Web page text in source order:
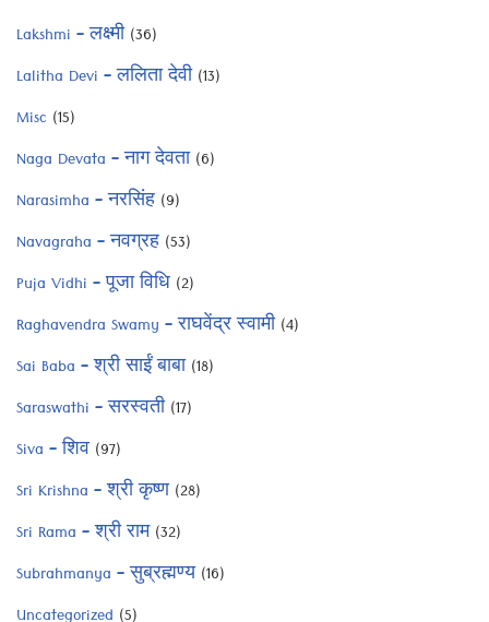
Lakshmi – लक्ष्मी(36)
Lalitha Devi – ललिता देवी(13)
Misc (15)
Naga Devata – नाग देवता(6)
Narasimha – नरसिंह (9)
Navagraha – नवग्रह (53)
Puja Vidhi – पूजा विधि (2)
Raghavendra Swamy – राघवेंद्र स्वामी(4)
Sai Baba – श्री साईं बाबा(18)
Saraswathi – सरस्वती(17)
Siva – शिव (97)
Sri Krishna – श्री कृष्ण(28)
Sri Rama – श्री राम(32)
Subrahmanya – सुब्रह्मण्य(16)